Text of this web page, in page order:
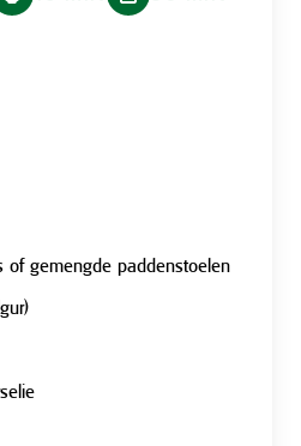
of gemengde paddenstoelen